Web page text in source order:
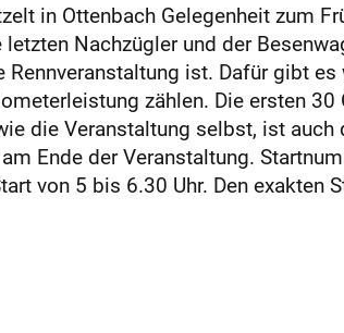
in Ottenbach Gelegenheit zum
Nachzügler und der
ist. Dafür gibt
zählen. Die ersten
die Veranstaltung selbst, ist
Ende der Veranstaltung.
von 5 bis 6.30 Uhr. Den exakten